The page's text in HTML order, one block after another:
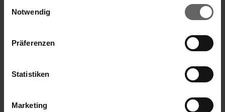
Cookies, wenn Sie unsere Webseite weiterhin nutzen.
Notwendig
Präferenzen
Statistiken
Marketing
Combi Box emmer